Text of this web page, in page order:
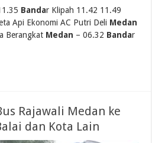
Bandar Klipah 11.42 11.49
Api Ekonomi AC Putri Deli Medan
Berangkat Medan – 06.32 Bandar
Rajawali Medan ke
dan Kota Lain